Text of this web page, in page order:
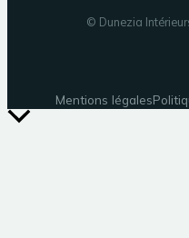
© Dunezia
Mentions légales